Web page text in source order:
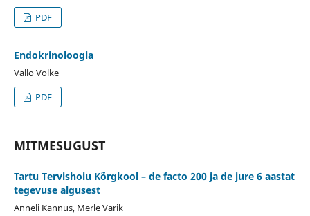
PDF
Endokrinoloogia
Vallo Volke
PDF
MITMESUGUST
Tartu Tervishoiu Kõrgkool – de facto 200 ja de jure 6 aastat
tegevuse algusest
Anneli Kannus, Merle Varik